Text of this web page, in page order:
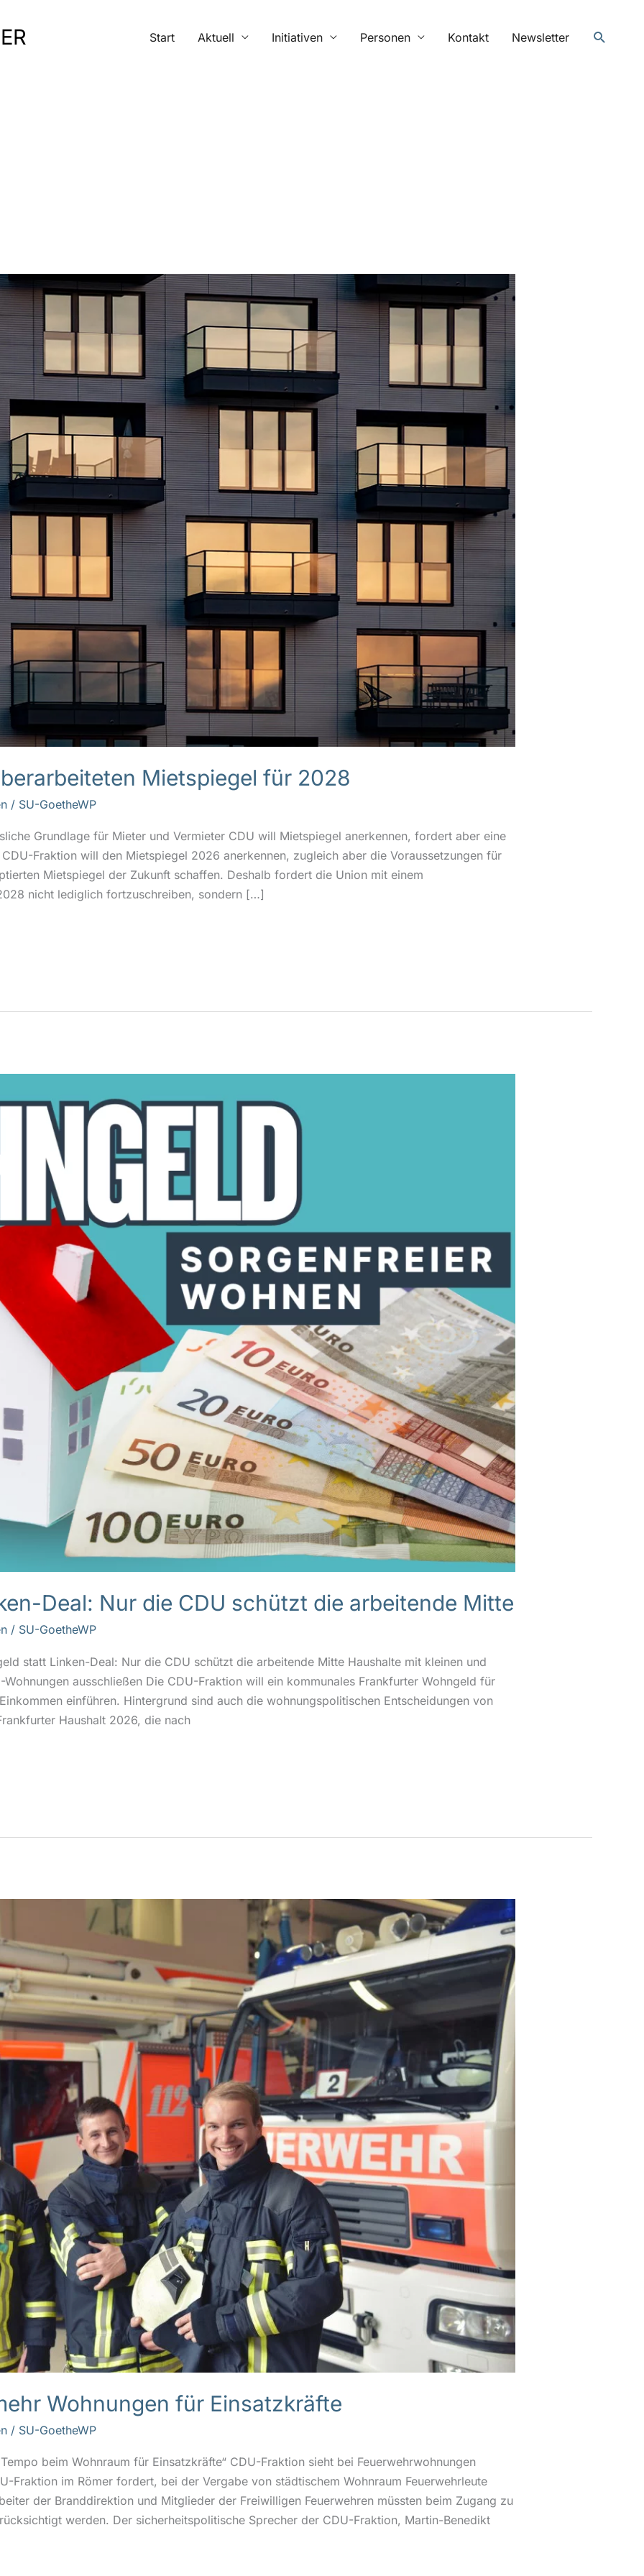
Start Aktuell Initiativen Personen Kontakt Newsletter Suchen
Mietspiegel für 2028
/ SU-GoetheWP
Grundlage für Mieter und Vermieter CDU will Mietspiegel anerkennen, fordert aber eine
Fraktion will den Mietspiegel 2026 anerkennen, zugleich aber die Voraussetzungen für
Mietspiegel der Zukunft schaffen. Deshalb fordert die Union mit einem
nicht lediglich fortzuschreiben, sondern […]
Deal: Nur die CDU schützt die arbeitende Mitte
/ SU-GoetheWP
statt Linken-Deal: Nur die CDU schützt die arbeitende Mitte Haushalte mit kleinen und
ausschließen Die CDU-Fraktion will ein kommunales Frankfurter Wohngeld für
einführen. Hintergrund sind auch die wohnungspolitischen Entscheidungen von
Haushalt 2026, die nach
Wohnungen für Einsatzkräfte
/ SU-GoetheWP
beim Wohnraum für Einsatzkräfte“ CDU-Fraktion sieht bei Feuerwehrwohnungen
Fraktion im Römer fordert, bei der Vergabe von städtischem Wohnraum Feuerwehrleute
der Branddirektion und Mitglieder der Freiwilligen Feuerwehren müssten beim Zugang zu
werden. Der sicherheitspolitische Sprecher der CDU-Fraktion, Martin-Benedikt